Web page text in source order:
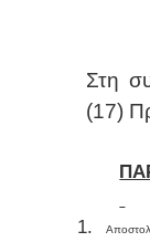
Στη
(17)
1.